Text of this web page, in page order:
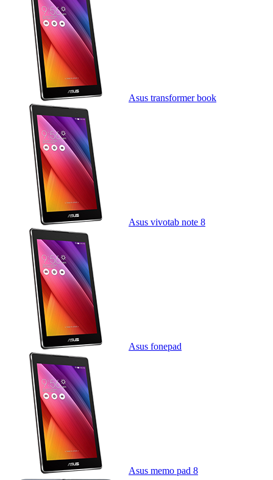
Asus transformer book
Asus vivotab note 8
Asus fonepad
Asus memo pad 8